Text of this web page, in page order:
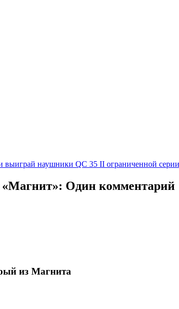
выиграй наушники QC 35 II ограниченной
: Один комментарий
из Магнита